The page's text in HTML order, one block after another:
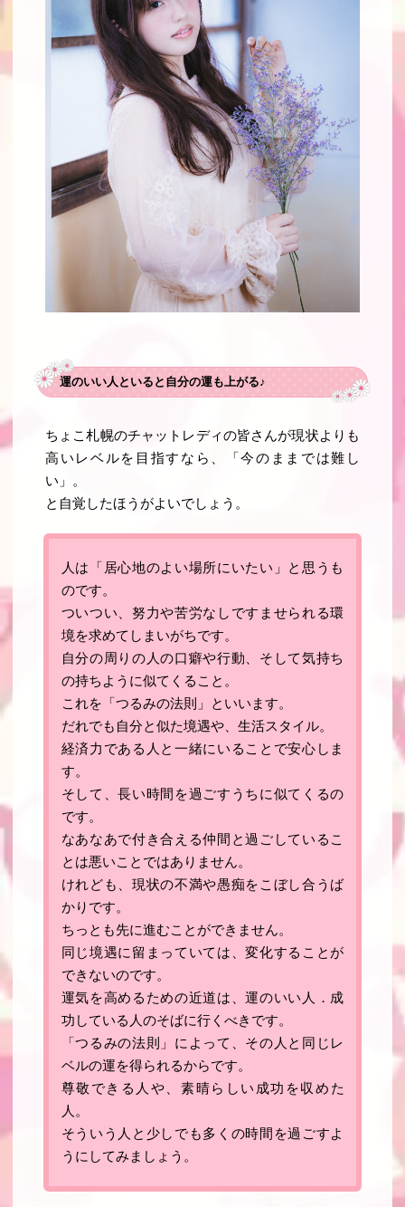
運のいい人といると自分の運も上がる♪
ちょこ札幌のチャットレディの皆さんが現状よりも
高いレベルを目指すなら、「今のままでは難し
い」。
と自覚したほうがよいでしょう。
人は「居心地のよい場所にいたい」と思うも
のです。
ついつい、努力や苦労なしですませられる環
境を求めてしまいがちです。
自分の周りの人の口癖や行動、そして気持ち
の持ちように似てくること。
これを「 つるみの法則 」といいます。
だれでも自分と似た境遇や、生活スタイル。
経済力である人と一緒にいることで安心しま
す。
そして、長い時間を過ごすうちに似てくるの
です。
なあなあで付き合える仲間と過ごしているこ
とは悪いことではありません。
けれども、現状の不満や愚痴をこぼし合うば
かりです。
ちっとも先に進むことができません。
同じ境遇に留まっていては、変化することが
できないのです。
運気を高めるための近道は、運のいい人．成
功している人のそばに行くべきです。
「つるみの法則」によって、その人と同じレ
ベルの運を得られるからです。
尊敬できる人や、素晴らしい成功を収めた
人。
そういう人と少しでも多くの時間を過ごすよ
うにしてみましょう。